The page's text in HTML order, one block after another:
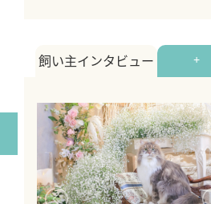
飼い主インタビュー +